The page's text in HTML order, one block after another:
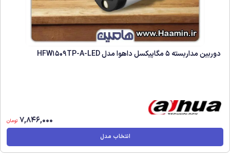
دوربین مداربسته 5 مگاپیکسل داهوا مدل HFW1509TP-A-LED
7,846,000 تومان
انتخاب مدل